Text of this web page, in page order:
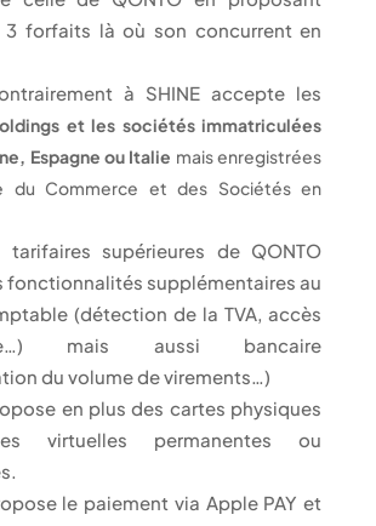
3 forfaits là où son concurrent en
à SHINE accepte les
et les sociétés immatriculées
Espagne ou Italie mais enregistrées
du Commerce et des Sociétés en
tarifaires supérieures de QONTO
fonctionnalités supplémentaires au
(détection de la TVA, accès
mais aussi bancaire
du volume de virements…)
en plus des cartes physiques
virtuelles permanentes ou
le paiement via Apple PAY et